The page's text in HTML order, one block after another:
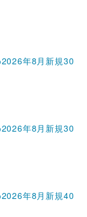
年8月新規30
年8月新規30
年8月新規40